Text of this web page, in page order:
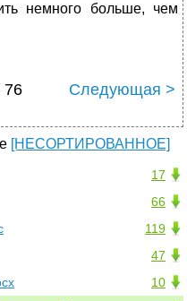
немного больше, чем
76 Следующая >
[НЕСОРТИРОВАННОЕ]
17
66
119
47
10